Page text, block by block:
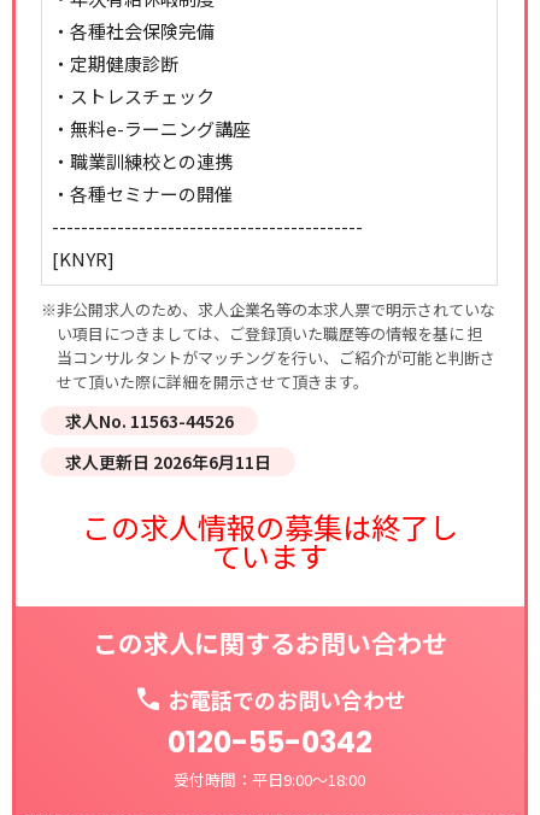
・各種社会保険完備
・定期健康診断
・ストレスチェック
・無料e-ラーニング講座
・職業訓練校との連携
・各種セミナーの開催
-------------------------------------------
[KNYR]
※非公開求人のため、求人企業名等の本求人票で明示されていな
い項目につきましては、ご登録頂いた職歴等の情報を基に 担
当コンサルタントがマッチングを行い、ご紹介が可能と判断さ
せて頂いた際に詳細を開示させて頂きます。
求人No. 11563-44526
求人更新日 2026年6月11日
この求人情報の募集は終了し
ています
この求人に関するお問い合わせ
お電話でのお問い合わせ
0120-55-0342
受付時間：平日9:00～18:00